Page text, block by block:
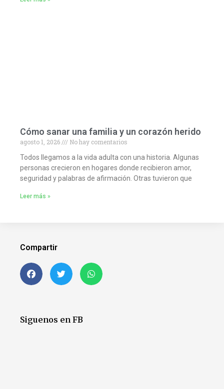
Cómo sanar una familia y un corazón herido
agosto 1, 2026
No hay comentarios
Todos llegamos a la vida adulta con una historia. Algunas
personas crecieron en hogares donde recibieron amor,
seguridad y palabras de afirmación. Otras tuvieron que
Leer más »
Compartir
Siguenos en FB